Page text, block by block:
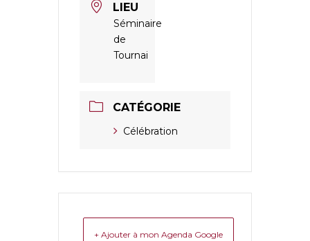
LIEU
Séminaire
de
Tournai
CATÉGORIE
Célébration
+ Ajouter à mon Agenda Google